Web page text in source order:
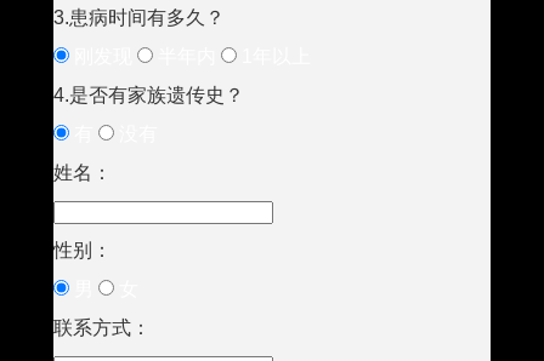
3.患病时间有多久？
4.是否有家族遗传史？
姓名：
性别：
联系方式：